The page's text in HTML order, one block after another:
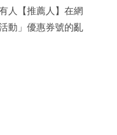
人【推薦人】在網
動」優惠券號的亂